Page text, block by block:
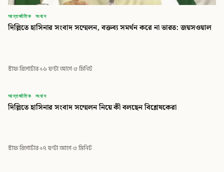
আন্তর্জাতিক সংবাদ
দিল্লিতে হাসিনার সংবাদ সম্মেলন, বক্তব্য সমর্থন করে না ভারত: জয়সওয়াল
স্টাফ রিপোর্টার·১৬ ঘণ্টা আগে·৩ মিনিট
বিডি
বিডি গ্লোবাল টাইমস
আন্তর্জাতিক সংবাদ
দিল্লিতে হাসিনার সংবাদ সম্মেলন নিয়ে কী বলছেন বিশ্লেষকেরা
স্টাফ রিপোর্টার·১৭ ঘণ্টা আগে·৩ মিনিট